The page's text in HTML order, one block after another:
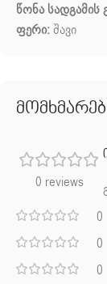
წონა სადგამის
ფერი:შავი
0 reviews
0
0
0